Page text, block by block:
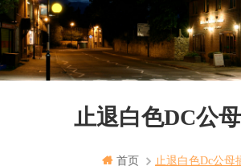
止退白色DC公
首页 止退白色dc公母